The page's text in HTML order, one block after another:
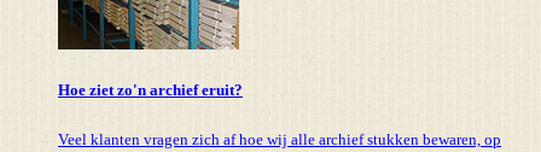
Hoe ziet zo'n archief eruit?
Veel klanten vragen zich af hoe wij alle archief stukken bewaren, op